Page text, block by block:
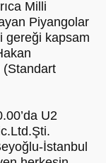
Milli
Piyangolar
gereği kapsam
(Standart
U2
İstanbul